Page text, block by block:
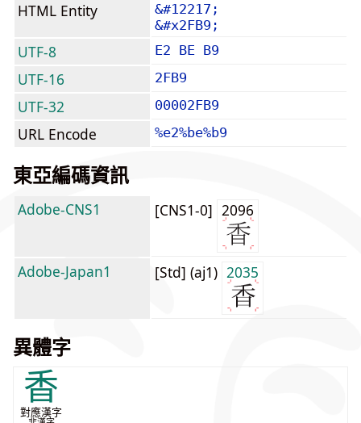
HTML Entity
&#12217;
&#x2FB9;
UTF-8 E2 BE B9
UTF-16 2FB9
UTF-32 00002FB9
URL Encode %e2%be%b9
東亞編碼資訊
Adobe-CNS1 [CNS1-0] 2096
Adobe-Japan1 [Std] (aj1) 2035
異體字
香
對應漢字